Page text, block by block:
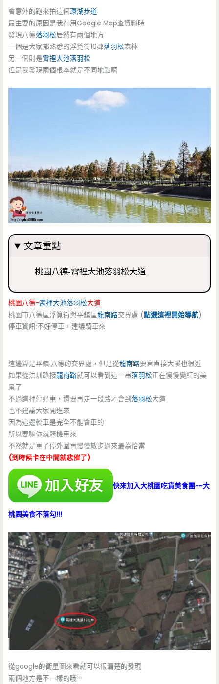
會意外的跑來拍這個環湖步道
最主要的原因是我在用Google Map查資料時
發現八德落羽松居然有兩個地方
一個是大家都熟悉的浮筧街16鄰落羽松森林
另一個則是霄裡大池落羽松
但是我發現兩個根本就是不同地點啊
文章重點
桃園八德-霄裡大池落羽松大道
桃園八德-霄裡大池落羽松大道
桃園市八德區浮筧街與平鎮區龍南路交界處 (點選這裡開始導航)
停車資訊:不好停車，建議騎車來
這邊算是平鎮.八德的交界處，但是從龍南路要直直接大溪也很近
如果從洪圳路接龍南路就可以看到這一串落羽松正在慢慢變紅的美
景了
不過這裡停好車，還要再走一段路才會到落羽松大道
也不建議大家開進來
因為這邊轎車是完全不能會車的
所以要嘛你就騎機車來
不然就是車子停外圍再慢慢散步過來最為恰當
(到時候卡在中間就悲催了)
快來加入大桃園吃貨美食團~~大
桃園美食不落勾!!!
從google的衛星圖來看就可以很清楚的發現
兩個地方是不一樣的哦!!!